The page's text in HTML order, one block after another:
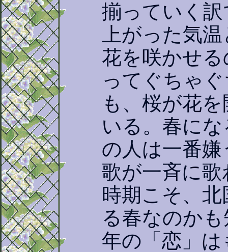
揃っていく
上がった気
花を咲かせ
ってぐちゃ
も、桜が花
いる。春に
の人は一番
歌が一斉に
時期こそ、
る春なのか
年の「恋」